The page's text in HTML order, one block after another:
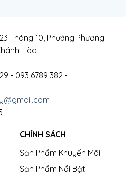
Tháng 10, Phường Phương
Hòa
- 093 6789 382 -
CHÍNH SÁCH
Sản Phẩm Khuyến Mãi
Sản Phẩm Nổi Bật